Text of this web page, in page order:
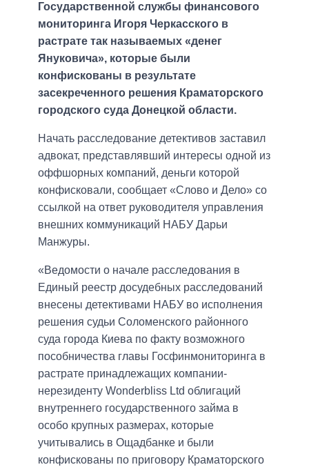
Государственной службы финансового
мониторинга Игоря Черкасского в
растрате так называемых «денег
Януковича», которые были
конфискованы в результате
засекреченного решения Краматорского
городского суда Донецкой области.
Начать расследование детективов заставил
адвокат, представлявший интересы одной из
оффшорных компаний, деньги которой
конфисковали, сообщает «Слово и Дело» со
ссылкой на ответ руководителя управления
внешних коммуникаций НАБУ Дарьи
Манжуры.
«Ведомости о начале расследования в
Единый реестр досудебных расследований
внесены детективами НАБУ во исполнения
решения судьи Соломенского районного
суда города Киева по факту возможного
пособничества главы Госфинмониторинга в
растрате принадлежащих компании-
нерезиденту Wonderbliss Ltd облигаций
внутреннего государственного займа в
особо крупных размерах, которые
учитывались в Ощадбанке и были
конфискованы по приговору Краматорского